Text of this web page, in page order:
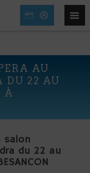
AU
DU 22 AU
À
salon
du 22 au